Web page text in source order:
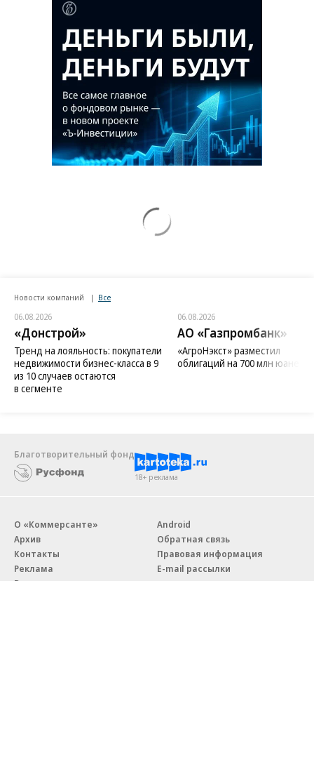
Новости компаний Все
06.08.2026
«Донстрой»
Тренд на лояльность: покупатели
недвижимости бизнес-класса в 9
из 10 случаев остаются
в сегменте
06.08.2026
АО «Газпромбанк»
«АгроНэкст» разместил
облигаций на 700 млн юаней
Благотворительный фонд
18+ реклама
О «Коммерсанте»
Архив
Контакты
Реклама
Вакансии
Android
Обратная связь
Правовая информация
E-mail рассылки